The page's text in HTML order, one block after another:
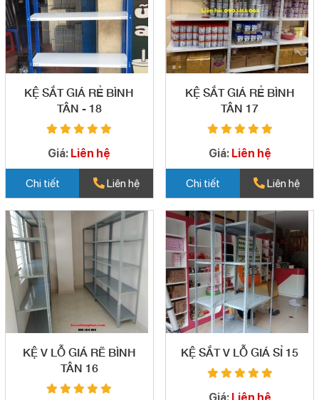
KỆ SẮT GIÁ RẺ BÌNH
TÂN - 18
Giá: Liên hệ
Chi tiết Liên hệ
KỆ SẮT GIÁ RẺ BÌNH
TÂN 17
Giá: Liên hệ
Chi tiết Liên hệ
KỆ V LỖ GIÁ RẼ BÌNH
TÂN 16
KỆ SẮT V LỖ GIÁ SỈ 15